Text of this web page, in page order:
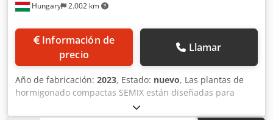
Hungary 2.002 km
Información de
precio
Llamar
Año de fabricación: 2023, Estado: nuevo, Las plantas de
hormigonado compactas SEMIX están diseñadas para
espacios reducidos y para facilitar su transporte a países